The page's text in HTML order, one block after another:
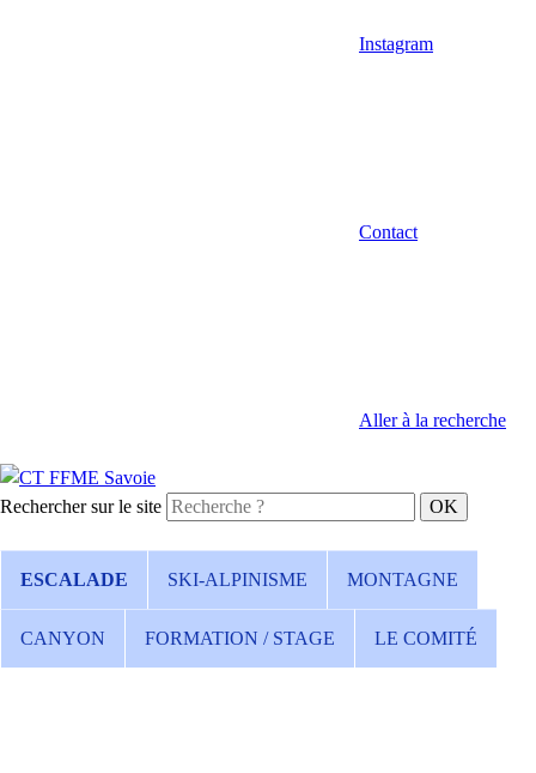
Instagram
Contact
Aller à la recherche
Rechercher sur le site
ESCALADE SKI-ALPINISME MONTAGNE
CANYON FORMATION / STAGE LE COMITÉ